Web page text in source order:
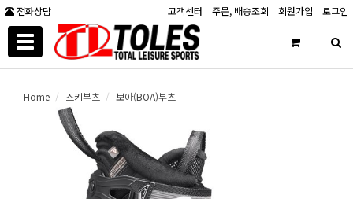
전화상담 로그인
회원가입
주문, 배송조회
고객센터
Toggle
navigation
Home 스키부츠 보아(BOA)부츠